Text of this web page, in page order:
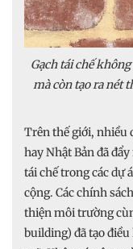
Gạch tái chế
mà còn tạo ra nét
Trên thế giới, nhiều
hay Nhật Bản đã
tái chế trong các dự
cộng. Các chính
thiện môi trường
building) đã tạo